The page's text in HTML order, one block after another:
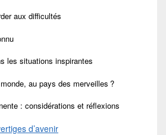
aux difficultés
situations inspirantes
au pays des merveilles ?
: considérations et réflexions
d’avenir